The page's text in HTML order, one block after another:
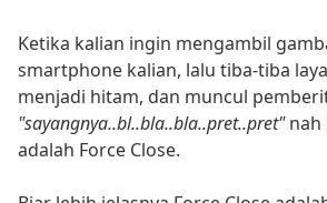
Ketika kalian ingin mengambil
smartphone kalian, lalu tiba-tiba
menjadi hitam, dan muncul
"sayangnya..bl..bla..bla..pret..pret"nah
adalah Force Close.